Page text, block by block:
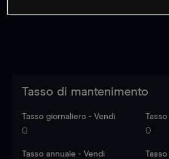
Tasso di mantenimento
Tasso giornaliero - Vendi
0 0
Tasso annuale - Vendi